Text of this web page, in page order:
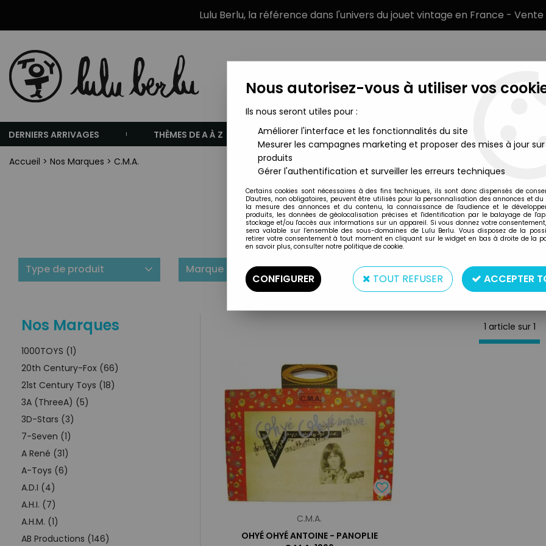
Lulu Berlu, la référence dans l'univers du jouet vintage en France -
DERNIERS ARRIVAGES THÈMES DE A À Z MARQUES TYPE DE PRODUIT
Accueil > Nos Marques > C.M.A.
C.M.A.
Type de produit Marque Disponibilité Trier
Nos Marques
1000TOYS (1)
20th Century-Fox (66)
21st Century Toys (18)
3A (ThreeA) (5)
3D-Stars (3)
7-Seven (1)
A René (31)
A-Toys (6)
A.D.I (4)
A.H.I. (7)
A.H.M. (1)
AB Productions (146)
1 article sur 1
C.M.A.
OHYÉ OHYÉ ANTOINE - PANOPLIE
Nous autorisez-vous à utiliser vos
Ils nous seront utiles pour :
Améliorer l'interface et les fonctionnalités du site
Mesurer les campagnes marketing et proposer des mises à jour
produits
Gérer l'authentification et surveiller les erreurs techniques
Certains cookies sont nécessaires à des fins techniques, ils sont donc dispensés de
D'autres, non obligatoires, peuvent être utilisés pour la personnalisation des annonces et du
la mesure des annonces et du contenu, la connaissance de l'audience et le
produits, les données de géolocalisation précises et l'identification par le balayage de
stockage et/ou l'accès aux informations sur un appareil. Si vous donnez votre
sera valable sur l’ensemble des sous-domaines de Lulu Berlu. Vous disposez de la
retirer votre consentement à tout moment en cliquant sur le widget en bas à droite de la
en savoir plus, consulter notre politique de cookie.
CONFIGURER TOUT REFUSER ACCEPTER